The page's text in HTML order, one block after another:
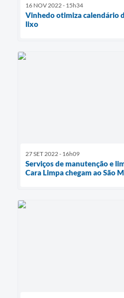
16 NOV 2022 - 15h34
Vinhedo otimiza calendário
lixo
27 SET 2022 - 16h09
Serviços de manutenção e
Cara Limpa chegam ao São